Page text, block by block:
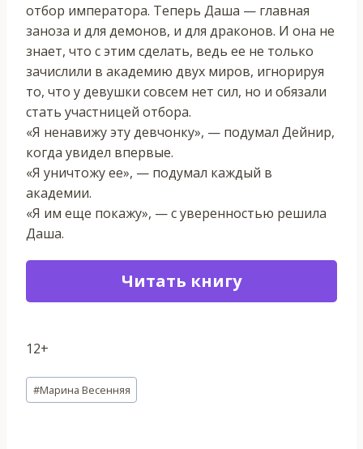
отбор императора. Теперь Даша — главная
заноза и для демонов, и для драконов. И она не
знает, что с этим сделать, ведь ее не только
зачислили в академию двух миров, игнорируя
то, что у девушки совсем нет сил, но и обязали
стать участницей отбора.
«Я ненавижу эту девчонку», — подумал Дейнир,
когда увидел впервые.
«Я уничтожу ее», — подумал каждый в
академии.
«Я им еще покажу», — с уверенностью решила
Даша.
Читать книгу
12+
Метки
записи:
#Марина Весенняя